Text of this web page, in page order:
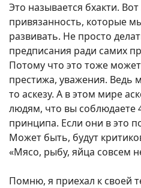
Это называется бхакти. Вот
привязанность, которые
развивать. Не просто
предписания ради самих
Потому что это тоже
престижа, уважения.
то аскезу. А в этом мире
людям, что вы соблюдаете
принципа. Если они в это
Может быть, будут
«Мясо, рыбу, яйца совсем
Помню, я приехал к своей